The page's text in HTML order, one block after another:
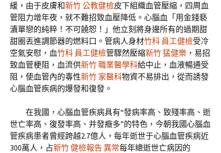
緩，由于皮膚和新竹 公教健檢皮下組織血管壓縮，四周血
管阻力增年夜，就不難招致血壓降低。心腦血「用金錢褻
瀆單戀的純粹！不可饒恕！」他立刻將身邊所有的過期甜
甜圈丟進調節器的燃料口。管病人身材竹科 員工健檢受冷
空氣安慰，血竹科 員工健檢管驟然壓縮新竹 猛健樂 ，易招
致血管梗阻，血流供新竹 職業醫學科給中止，血液暢通受
阻，使血管內的毒性新竹 家醫科物資不易排出，從而誘發
心腦血管疾病的爆發和復發。
在我國，心腦血管疾病具有“發病率高、致殘率高、逝
世亡率高、復發率高、并發癥多”的特色，今朝我國心腦血
管疾病患者曾經跨越2.7億人，每年逝世于心腦血管疾病近
300萬人，占新竹 健檢報告 異常每年總逝世亡病因的